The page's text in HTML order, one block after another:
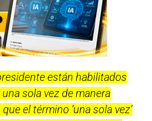
están habilitados
sola vez de manera
el término ‘una sola vez’